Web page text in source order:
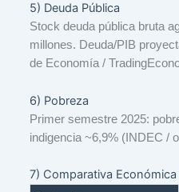
5) Deuda Pública
Stock deuda pública bruta
millones. Deuda/PIB
de Economía /
6) Pobreza
Primer semestre 2025:
indigencia ~6,9% (INDEC /
7) Comparativa